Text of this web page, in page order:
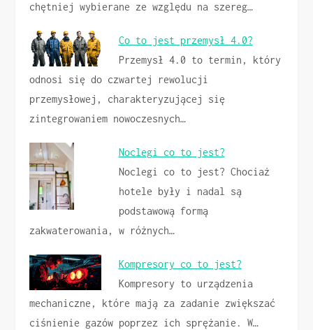
chętniej wybierane ze względu na szereg…
Co to jest przemysł 4.0?
Przemysł 4.0 to termin, który
odnosi się do czwartej rewolucji
przemysłowej, charakteryzującej się
zintegrowaniem nowoczesnych…
Noclegi co to jest?
Noclegi co to jest? Chociaż
hotele były i nadal są
podstawową formą
zakwaterowania, w różnych…
Kompresory co to jest?
Kompresory to urządzenia
mechaniczne, które mają za zadanie zwiększać
ciśnienie gazów poprzez ich sprężanie. W…